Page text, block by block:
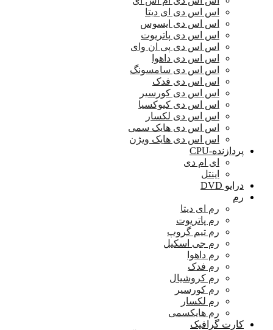
اس اس دی ای دیتا
اس اس دی ایسوس
اس اس دی پاتریوت
اس اس دی پی ان وای
اس اس دی داهوا
اس اس دی سامسونگ
اس اس دی فدک
اس اس دی کورسیر
اس اس دی کیوکسیا
اس اس دی لکسار
اس اس دی هایک سمی
اس اس دی هایک ویژن
پردازنده-CPU
ای ام دی
اینتل
درایو DVD
رم
رم ای دیتا
رم پاتریوت
رم تیم گروپ
رم جی اسکیل
رم داهوا
رم فدک
رم کروشیال
رم کورسیر
رم لکسار
رم هایکسمی
کارت گرافیک